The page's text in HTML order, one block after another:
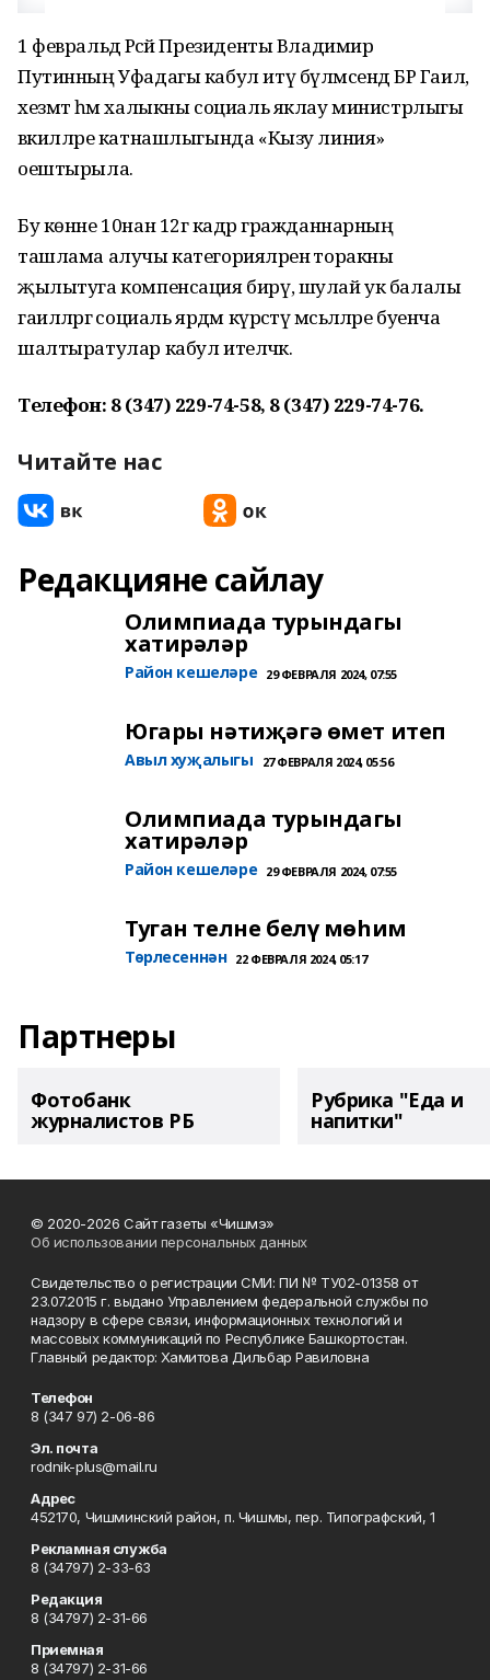
1 февральдә Рәсәй Президенты Владимир
Путинның Уфадагы кабул итү бүлмәсендә БР Гаилә,
хезмәт һәм халыкны социаль яклау министрлыгы
вәкилләре катнашлыгында «Кызу линия»
оештырыла.
Бу көнне 10нан 12гә кадәр гражданнарның
ташлама алучы категорияләренә торакны
җылытуга компенсация бирү, шулай ук балалы
гаиләләргә социаль ярдәм күрсәтү мәсьәләләре буенча
шалтыратулар кабул ителәчәк.
Телефон: 8 (347) 229-74-58, 8 (347) 229-74-76.
Читайте нас
Редакцияне сайлау
Олимпиада турындагы
хатирәләр
Район кешеләре 29 ФЕВРАЛЯ 2024, 07:55
Югары нәтиҗәгә өмет итеп
Авыл хуҗалыгы 27 ФЕВРАЛЯ 2024, 05:56
Олимпиада турындагы
хатирәләр
Район кешеләре 29 ФЕВРАЛЯ 2024, 07:55
Туган телне белү мөһим
Төрлесеннән 22 ФЕВРАЛЯ 2024, 05:17
Партнеры
Фотобанк
журналистов РБ
Рубрика "Еда и
напитки"
© 2020-2026 Сайт газеты «Чишмэ»
Об использовании персональных данных
Свидетельство о регистрации СМИ: ПИ № ТУ02-01358 от
23.07.2015 г. выдано Управлением федеральной службы по
надзору в сфере связи, информационных технологий и
массовых коммуникаций по Республике Башкортостан.
Главный редактор: Хамитова Дильбар Равиловна
Телефон
8 (347 97) 2-06-86
Эл. почта
rodnik-plus@mail.ru
Адрес
452170, Чишминский район, п. Чишмы, пер. Типографский, 1
Рекламная служба
8 (34797) 2-33-63
Редакция
8 (34797) 2-31-66
Приемная
8 (34797) 2-31-66